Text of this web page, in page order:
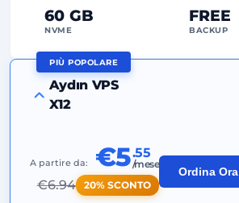
60 GB
NVME
FREE
BACKUP
FREE Anti-DDoS
99%
2Punti di Backup
24/7Supporto Esperto
PIÙ POPOLARE
Aydın VPS
X12
A partire da: €5.55
/mese
€6.94 20% SCONTO
Ordina Ora